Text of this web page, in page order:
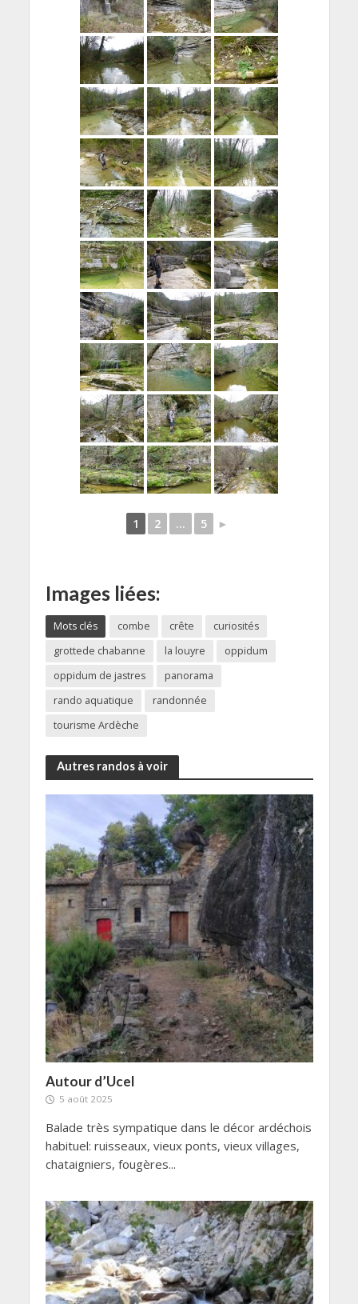
1 2 ... 5 ►
Images liées:
Mots clés combe crête
curiosités
grottede chabanne
la louyre
oppidum
oppidum de jastres
panorama
rando aquatique
randonnée
tourisme Ardèche
Autres randos à voir
Autour d’Ucel
5 août 2025
Balade très sympatique dans le décor ardéchois
habituel: ruisseaux, vieux ponts, vieux villages,
chataigniers, fougères...